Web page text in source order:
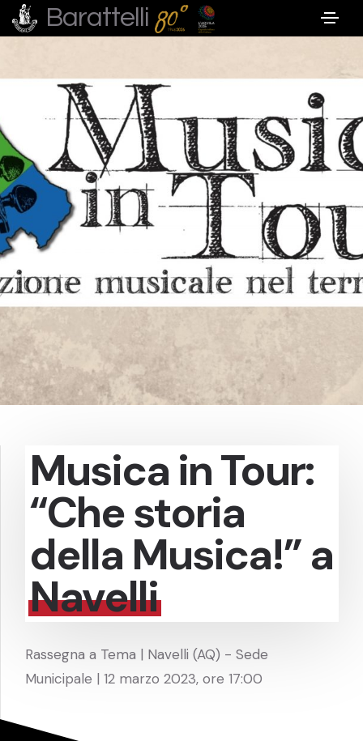
Barattelli
Musica in Tour:
“Che storia
della Musica!” a
Navelli
Rassegna a Tema | Navelli (AQ) - Sede
Municipale | 12 marzo 2023, ore 17:00